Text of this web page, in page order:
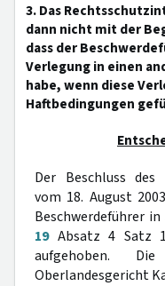
3. Das
dann nicht mit der
dass der
Verlegung in einen
habe, wenn diese
Haftbedingungen
Der Beschluss des
vom 18. August
Beschwerdeführer
19Absatz 4 Satz 1
aufgehoben.
Oberlandesgericht